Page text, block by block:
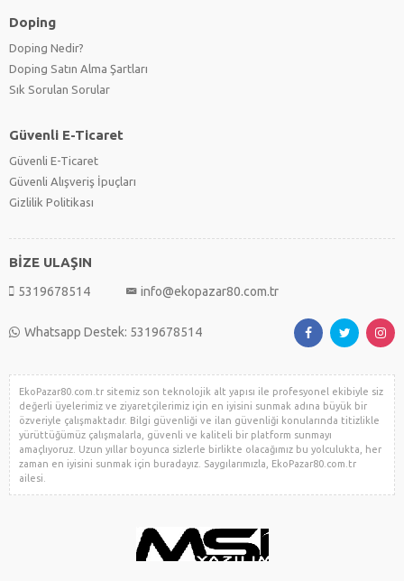
Doping
Doping Nedir?
Doping Satın Alma Şartları
Sık Sorulan Sorular
Güvenli E-Ticaret
Güvenli E-Ticaret
Güvenli Alışveriş İpuçları
Gizlilik Politikası
BİZE ULAŞIN
5319678514 info@ekopazar80.com.tr
Whatsapp Destek: 5319678514
EkoPazar80.com.tr sitemiz son teknolojik alt yapısı ile profesyonel ekibiyle siz
değerli üyelerimiz ve ziyaretçilerimiz için en iyisini sunmak adına büyük bir
özveriyle çalışmaktadır. Bilgi güvenliği ve ilan güvenliği konularında titizlikle
yürüttüğümüz çalışmalarla, güvenli ve kaliteli bir platform sunmayı
amaçlıyoruz. Uzun yıllar boyunca sizlerle birlikte olacağımız bu yolculukta, her
zaman en iyisini sunmak için buradayız. Saygılarımızla, EkoPazar80.com.tr
ailesi.